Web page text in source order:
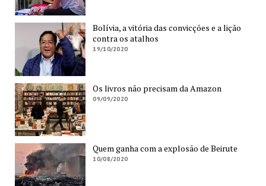
Bolívia, a vitória das convicções e a lição
contra os atalhos
19/10/2020
Os livros não precisam da Amazon
09/09/2020
Quem ganha com a explosão de Beirute
10/08/2020